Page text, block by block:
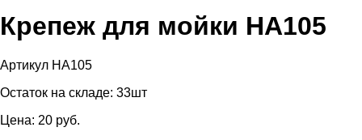
Крепеж для мойки HA105
Артикул HA105
Остаток на складе: 33шт
Цена: 20 pуб.